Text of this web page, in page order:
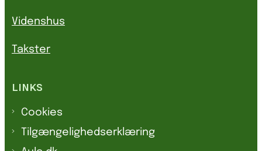
Videnshus
Takster
LINKS
Cookies
Tilgængelighedserklæring